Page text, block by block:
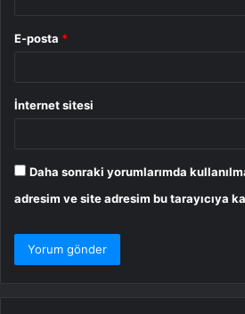
E-posta *
İnternet sitesi
Daha sonraki yorumlarımda
adresim ve site adresim bu tarayıcıya